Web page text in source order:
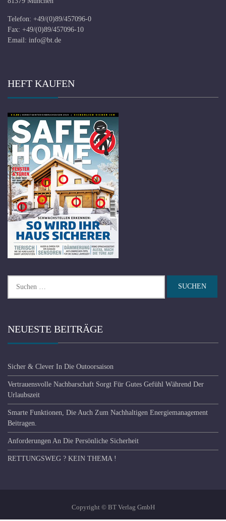
Telefon: +49/(0)89/457096-0
Fax: +49/(0)89/457096-10
info@bt.de
HEFT KAUFEN
Suchen
nach:
NEUESTE BEITRÄGE
Vertrauensvolle Nachbarschaft Sorgt Für Gutes Gefühl Während Der
Smarte Funktionen, Die Auch Zum Nachhaltigen Energiemanagement
Beitragen.
Anforderungen An Die Persönliche Sicherheit
Copyright © BT Verlag GmbH